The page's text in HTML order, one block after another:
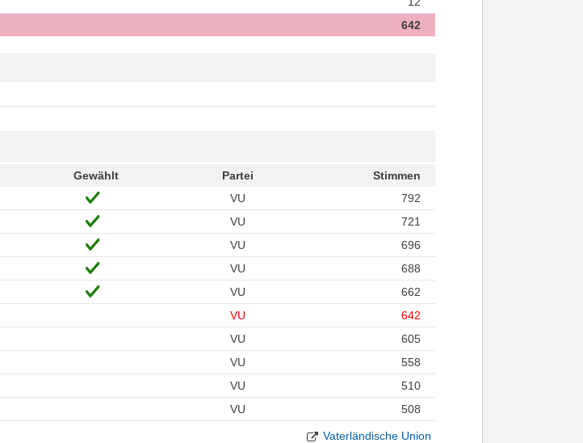
642
Gewählt Partei
Stimmen
VU
792
VU
721
VU
696
VU
688
VU
662
VU
642
VU
605
VU
558
VU
510
VU 508
Vaterländische Union